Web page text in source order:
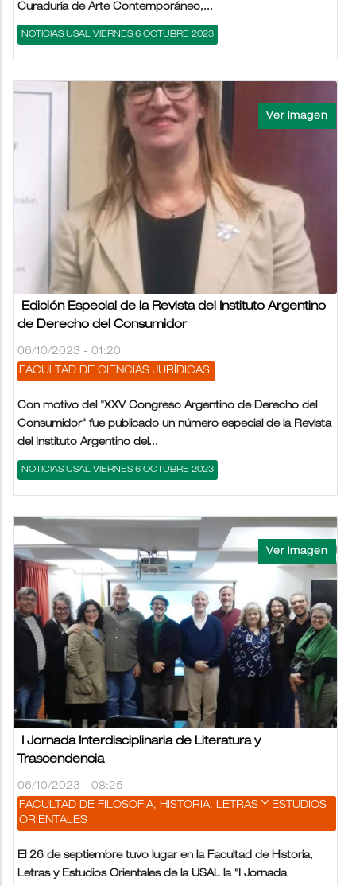
Curaduría de Arte Contemporáneo,...
NOTICIAS USAL VIERNES 6 OCTUBRE 2023
Edición Especial de la Revista del Instituto Argentino
de Derecho del Consumidor
06/10/2023 - 01:20
FACULTAD DE CIENCIAS JURÍDICAS
Con motivo del "XXV Congreso Argentino de Derecho del
Consumidor" fue publicado un número especial de la Revista
del Instituto Argentino del...
NOTICIAS USAL VIERNES 6 OCTUBRE 2023
I Jornada Interdisciplinaria de Literatura y
Trascendencia
06/10/2023 - 08:25
FACULTAD DE FILOSOFÍA, HISTORIA, LETRAS Y ESTUDIOS
ORIENTALES
El 26 de septiembre tuvo lugar en la Facultad de Historia,
Letras y Estudios Orientales de la USAL la “I Jornada